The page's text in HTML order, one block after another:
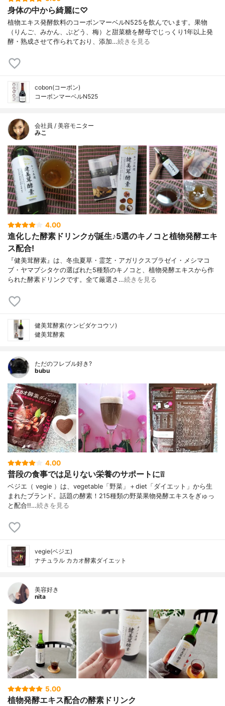
身体の中から綺麗に♡
植物エキス発酵飲料のコーボンマーベルN525を飲んでいます。果物
（りんご、みかん、ぶどう、梅）と甜菜糖を酵母でじっくり1年以上発
酵・熟成させて作られており、添加…続きを見る
cobon(コーボン)
コーボンマーベルN525
会社員 / 美容モニター
みこ
4.00
進化した酵素ドリンクが誕生♪5選のキノコと植物発酵エキ
ス配合!
『健美茸酵素』は、冬虫夏草・霊芝・アガリクスブラゼイ・メシマコ
ブ・ヤマブシタケの選ばれた5種類のキノコと、植物発酵エキスから作
られた酵素ドリンクです。全て厳選さ…続きを見る
健美茸酵素(ケンビダケコウソ)
健美茸酵素
ただのフレブル好き?
bubu
4.00
普段の食事では足りない栄養のサポートに❕❕
ベジエ（ vegie ）は、vegetable「野菜」＋diet「ダイエット」から生
まれたブランド。話題の酵素！215種類の野菜果物発酵エキスをぎゅっ
と配合!!…続きを見る
vegie(ベジエ)
ナチュラル カカオ酵素ダイエット
美容好き
nita
5.00
植物発酵エキス配合の酵素ドリンク